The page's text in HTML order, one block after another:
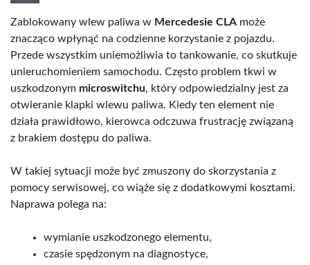
Zablokowany wlew paliwa w Mercedesie CLA może
znacząco wpłynąć na codzienne korzystanie z pojazdu.
Przede wszystkim uniemożliwia to tankowanie, co skutkuje
unieruchomieniem samochodu. Często problem tkwi w
uszkodzonym microswitchu, który odpowiedzialny jest za
otwieranie klapki wlewu paliwa. Kiedy ten element nie
działa prawidłowo, kierowca odczuwa frustrację związaną
z brakiem dostępu do paliwa.
W takiej sytuacji może być zmuszony do skorzystania z
pomocy serwisowej, co wiąże się z dodatkowymi kosztami.
Naprawa polega na:
wymianie uszkodzonego elementu,
czasie spędzonym na diagnostyce,